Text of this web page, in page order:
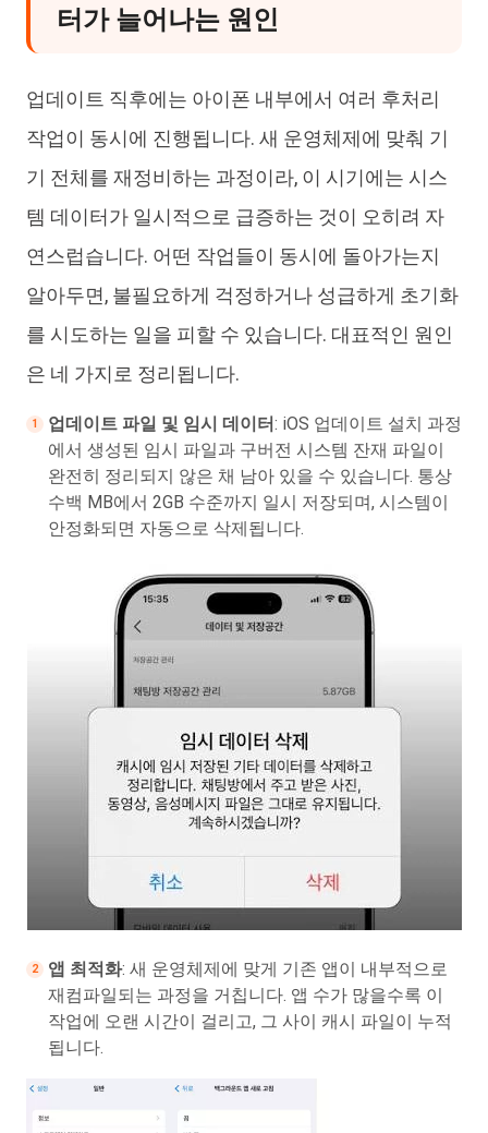
터가 늘어나는 원인
업데이트 직후에는 아이폰 내부에서 여러 후처리
작업이 동시에 진행됩니다. 새 운영체제에 맞춰 기
기 전체를 재정비하는 과정이라, 이 시기에는 시스
템 데이터가 일시적으로 급증하는 것이 오히려 자
연스럽습니다. 어떤 작업들이 동시에 돌아가는지
알아두면, 불필요하게 걱정하거나 성급하게 초기화
를 시도하는 일을 피할 수 있습니다. 대표적인 원인
은 네 가지로 정리됩니다.
업데이트 파일 및 임시 데이터: iOS 업데이트 설치 과정
에서 생성된 임시 파일과 구버전 시스템 잔재 파일이
완전히 정리되지 않은 채 남아 있을 수 있습니다. 통상
수백 MB에서 2GB 수준까지 일시 저장되며, 시스템이
안정화되면 자동으로 삭제됩니다.
앱 최적화: 새 운영체제에 맞게 기존 앱이 내부적으로
재컴파일되는 과정을 거칩니다. 앱 수가 많을수록 이
작업에 오랜 시간이 걸리고, 그 사이 캐시 파일이 누적
됩니다.